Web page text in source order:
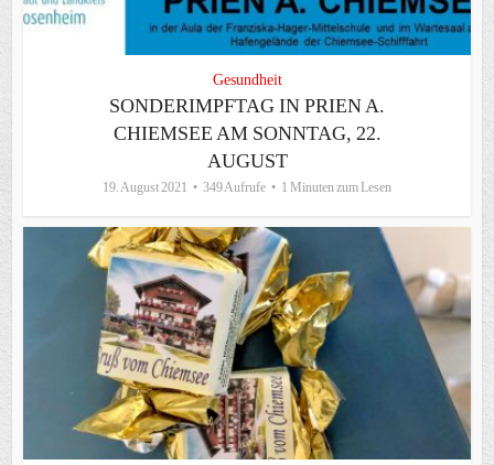
Gesundheit
SONDERIMPFTAG IN PRIEN A.
CHIEMSEE AM SONNTAG, 22.
AUGUST
19. August 2021 349 Aufrufe 1 Minuten zum Lesen